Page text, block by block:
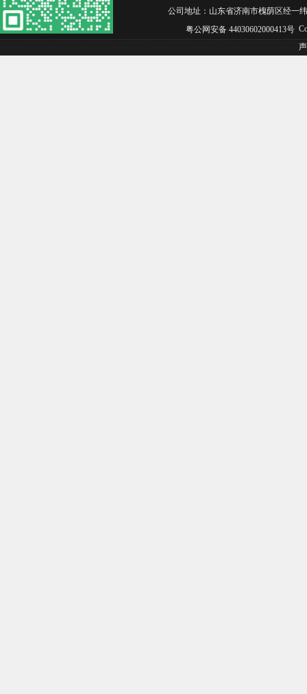
公司地址：山东省济南市槐荫区经一
粤公网安备 44030602000413号